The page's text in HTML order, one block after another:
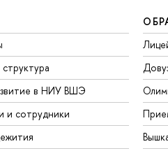
в НИУ ВШЭ
и сотрудники